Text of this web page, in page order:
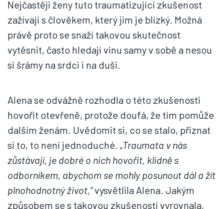
Nejčastěji ženy tuto traumatizující zkušenost
zažívají s člověkem, který jim je blízký. Možná
právě proto se snaží takovou skutečnost
vytěsnit, často hledají vinu samy v sobě a nesou
si šrámy na srdci i na duši.
Alena se odvážně rozhodla o této zkušenosti
hovořit otevřeně, protože doufá, že tím pomůže
dalším ženám. Uvědomit si, co se stalo, přiznat
si to, to není jednoduché. „Traumata v nás
zůstávají, je dobré o nich hovořit, klidně s
odborníkem, abychom se mohly posunout dál a žít
plnohodnotný život,“vysvětlila Alena. Jakým
způsobem se s takovou zkušeností vyrovnala,